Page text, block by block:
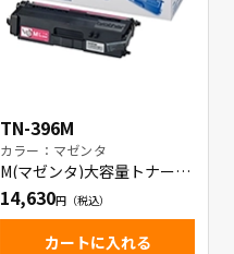
TN-396M
カラー：マゼンタ
M(マゼンタ)大容量トナーカ
ートリッジ
14,630
カートに入れる